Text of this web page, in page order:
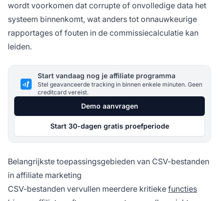
wordt voorkomen dat corrupte of onvolledige data het
systeem binnenkomt, wat anders tot onnauwkeurige
rapportages of fouten in de commissiecalculatie kan
leiden.
Start vandaag nog je affiliate programma
Stel geavanceerde tracking in binnen enkele minuten. Geen
creditcard vereist.
Demo aanvragen
Start 30-dagen gratis proefperiode
Belangrijkste toepassingsgebieden van CSV-bestanden
in affiliate marketing
CSV-bestanden vervullen meerdere kritieke functies